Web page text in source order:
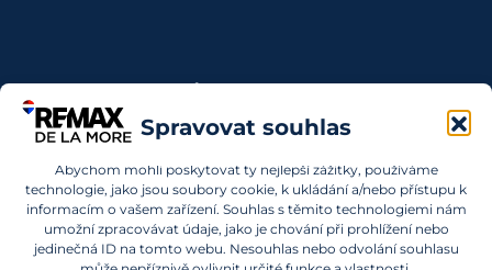
Spravovat souhlas
Abychom mohli poskytovat ty nejlepší zážitky, používáme
technologie, jako jsou soubory cookie, k ukládání a/nebo přístupu k
informacím o vašem zařízení. Souhlas s těmito technologiemi nám
umožní zpracovávat údaje, jako je chování při prohlížení nebo
jedinečná ID na tomto webu. Nesouhlas nebo odvolání souhlasu
Kontaktujte Nás
kde začít? Obraťte se na nás.
info@remaxdelamore.com